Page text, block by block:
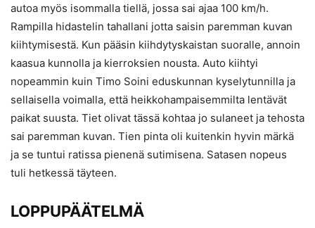
autoa myös isommalla tiellä, jossa sai ajaa 100 km/h.
Rampilla hidastelin tahallani jotta saisin paremman kuvan
kiihtymisestä. Kun pääsin kiihdytyskaistan suoralle, annoin
kaasua kunnolla ja kierroksien nousta. Auto kiihtyi
nopeammin kuin Timo Soini eduskunnan kyselytunnilla ja
sellaisella voimalla, että heikkohampaisemmilta lentävät
paikat suusta. Tiet olivat tässä kohtaa jo sulaneet ja tehosta
sai paremman kuvan. Tien pinta oli kuitenkin hyvin märkä
ja se tuntui ratissa pienenä sutimisena. Satasen nopeus
tuli hetkessä täyteen.
LOPPUPÄÄTELMÄ